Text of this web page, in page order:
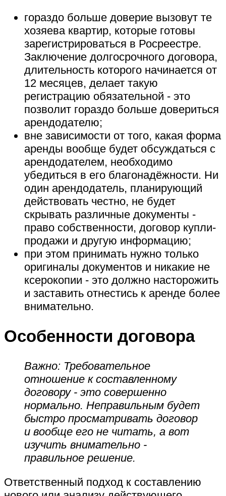
гораздо больше доверие вызовут те
хозяева квартир, которые готовы
зарегистрироваться в Росреестре.
Заключение долгосрочного договора,
длительность которого начинается от
12 месяцев, делает такую
регистрацию обязательной - это
позволит гораздо больше довериться
арендодателю;
вне зависимости от того, какая форма
аренды вообще будет обсуждаться с
арендодателем, необходимо
убедиться в его благонадёжности. Ни
один арендодатель, планирующий
действовать честно, не будет
скрывать различные документы -
право собственности, договор купли-
продажи и другую информацию;
при этом принимать нужно только
оригиналы документов и никакие не
ксерокопии - это должно насторожить
и заставить отнестись к аренде более
внимательно.
Особенности договора
Важно: Требовательное
отношение к составленному
договору - это совершенно
нормально. Неправильным будет
быстро просматривать договор
и вообще его не читать, а вот
изучить внимательно -
правильное решение.
Ответственный подход к составлению